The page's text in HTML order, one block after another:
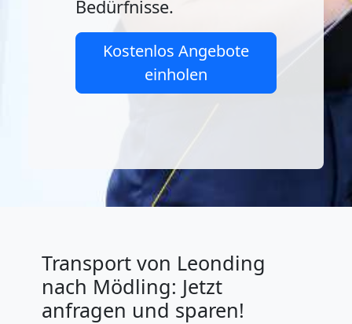
Bedürfnisse.
Kostenlos Angebote
einholen
Transport von Leonding
nach Mödling: Jetzt
anfragen und sparen!